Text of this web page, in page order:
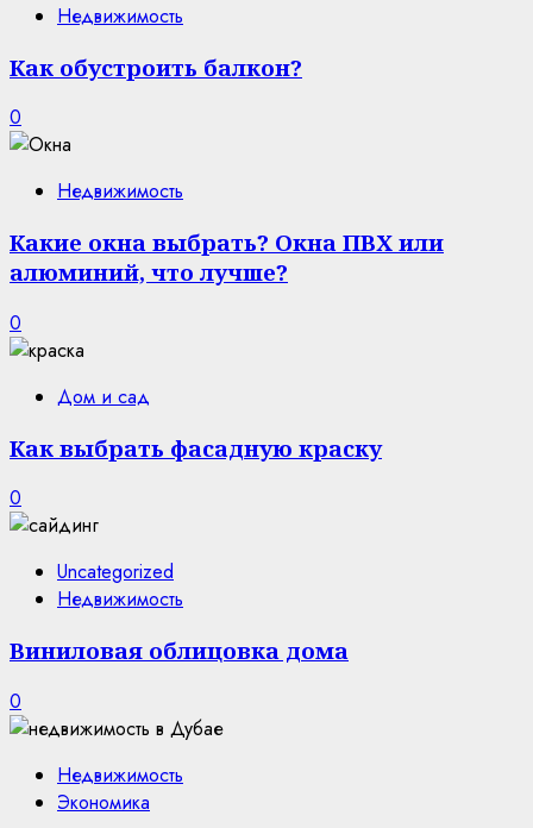
Недвижимость
Как обустроить балкон?
0
Недвижимость
Какие окна выбрать? Окна ПВХ или
алюминий, что лучше?
0
Дом и сад
Как выбрать фасадную краску
0
Uncategorized
Недвижимость
Виниловая облицовка дома
0
Недвижимость
Экономика